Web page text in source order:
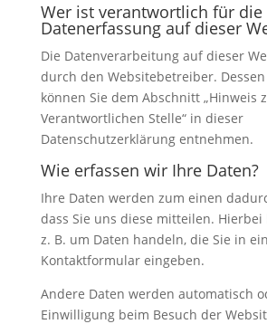
Wer ist verantwortlich für die
Datenerfassung auf dieser
Die Datenverarbeitung auf dieser
durch den Websitebetreiber.
können Sie dem Abschnitt „Hinweis
Verantwortlichen Stelle“ in dieser
Datenschutzerklärung entnehmen.
Wie erfassen wir Ihre Daten?
Ihre Daten werden zum einen
dass Sie uns diese mitteilen. Hierbei
z. B. um Daten handeln, die Sie in ein
Kontaktformular eingeben.
Andere Daten werden automatisch
Einwilligung beim Besuch der